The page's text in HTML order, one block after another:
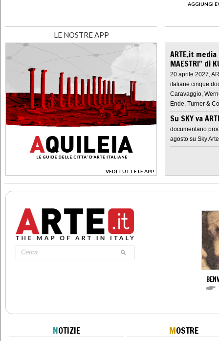
AGGIUNGI
LE NOSTRE APP
VEDI TUTTE LE APP
>
ARTE.it
MAESTRI" di
20 aprile 2027,
italiane cinque
Caravaggio,
Ende, Turner &
Su SKY va
documentario
agosto su Sky Arte
NOTIZIE MOSTRE